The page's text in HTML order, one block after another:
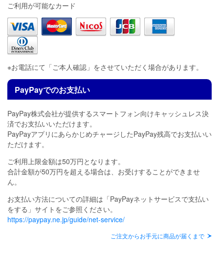
ご利用が可能なカード
※お電話にて「ご本人確認」をさせていただく場合があります。
PayPayでのお支払い
PayPay株式会社が提供するスマートフォン向けキャッシュレス決
済でお支払いいただけます。
PayPayアプリにあらかじめチャージしたPayPay残高でお支払いい
ただけます。
ご利用上限金額は50万円となります。
合計金額が50万円を超える場合は、お受けすることができませ
ん。
お支払い方法についての詳細は「PayPayネットサービスで支払い
をする」サイトをご参照ください。
https://paypay.ne.jp/guide/net-service/
ご注文からお手元に商品が届くまで